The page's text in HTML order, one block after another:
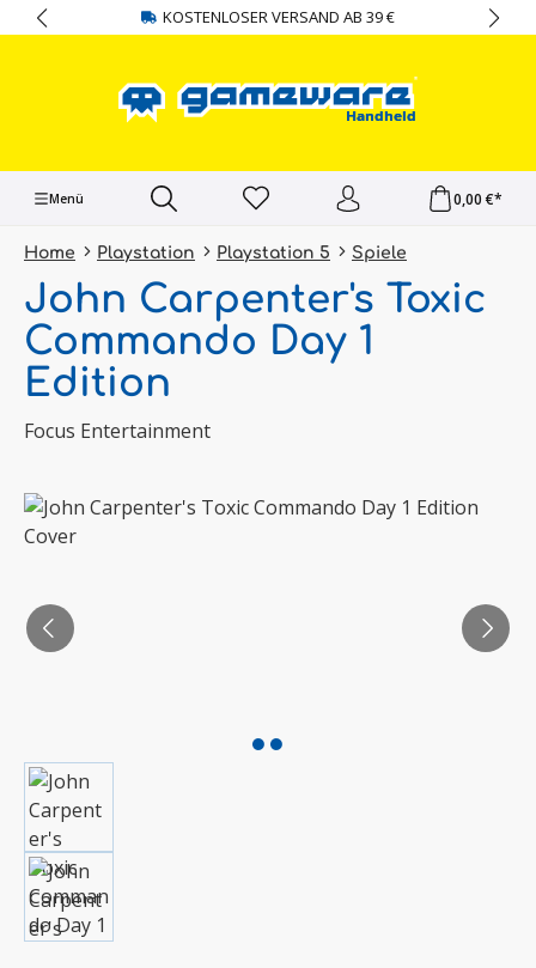
springen KOSTENLOSER VERSAND AB 39 €
Menü 0,00 €*
Home Playstation Playstation 5 Spiele
John Carpenter's Toxic
Commando Day 1
Edition
Focus Entertainment
Bildergalerie überspringen